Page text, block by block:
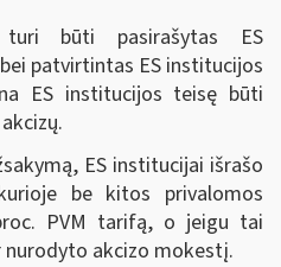
turi būti pasirašytas ES
patvirtintas ES institucijos
ES institucijos teisę būti
ES institucijai išrašo
be kitos privalomos
PVM tarifą, o jeigu tai
nurodyto akcizo mokestį.